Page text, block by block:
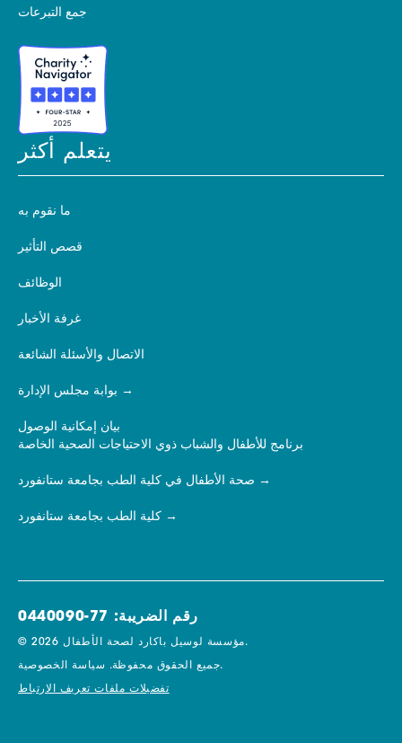
جمع التبرعات
يتعلم أكثر
ما نقوم به
قصص التأثير
الوظائف
غرفة الأخبار
الاتصال والأسئلة الشائعة
بوابة مجلس الإدارة
بيان إمكانية الوصول
برنامج للأطفال والشباب ذوي الاحتياجات الصحية الخاصة
صحة الأطفال في كلية الطب بجامعة ستانفورد
كلية الطب بجامعة ستانفورد
رقم الضريبة: 77-0440090
© 2026 مؤسسة لوسيل باكارد لصحة الأطفال.
جميع الحقوق محفوظة.سياسة الخصوصية.
تفضيلات ملفات تعريف الارتباط